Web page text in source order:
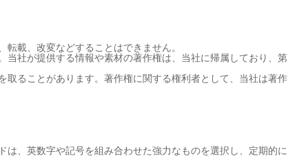
載、改変などすることはできません。
社が提供する情報や素材の著作権は、当社に帰属しており、第
ることがあります。著作権に関する権利者として、当社は著作
、英数字や記号を組み合わせた強力なものを選択し、定期的に